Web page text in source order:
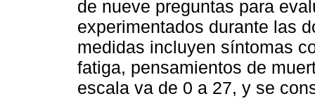
de nueve preguntas para
experimentados durante las
medidas incluyen síntomas
fatiga, pensamientos de
escala va de 0 a 27, y se